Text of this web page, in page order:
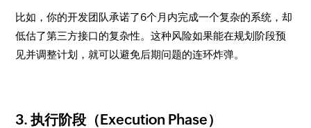
比如，你的开发团队承诺了6个月内完成一个复杂的系统，却
低估了第三方接口的复杂性。这种风险如果能在规划阶段预
见并调整计划，就可以避免后期问题的连环炸弹。
3. 执行阶段（Execution Phase）